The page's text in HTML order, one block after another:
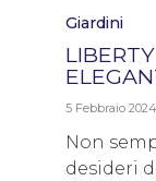
Category
Giardini
5 Febbraio 2024
Non
desideri